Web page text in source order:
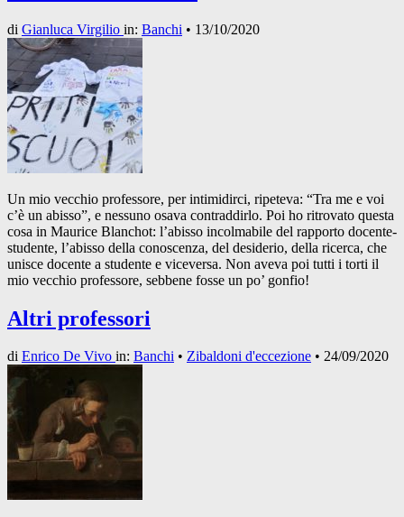
di Gianluca Virgilio in: Banchi • 13/10/2020
Un mio vecchio professore, per intimidirci, ripeteva: “Tra me e voi
c’è un abisso”, e nessuno osava contraddirlo. Poi ho ritrovato questa
cosa in Maurice Blanchot: l’abisso incolmabile del rapporto docente-
studente, l’abisso della conoscenza, del desiderio, della ricerca, che
unisce docente a studente e viceversa. Non aveva poi tutti i torti il
mio vecchio professore, sebbene fosse un po’ gonfio!
Altri professori
di Enrico De Vivo in: Banchi • Zibaldoni d'eccezione • 24/09/2020